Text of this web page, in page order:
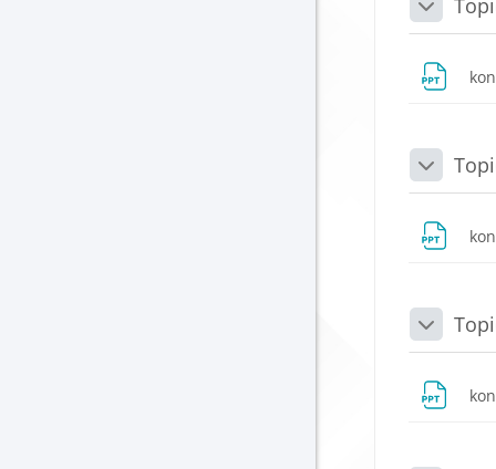
Daralt
Daralt
Daralt